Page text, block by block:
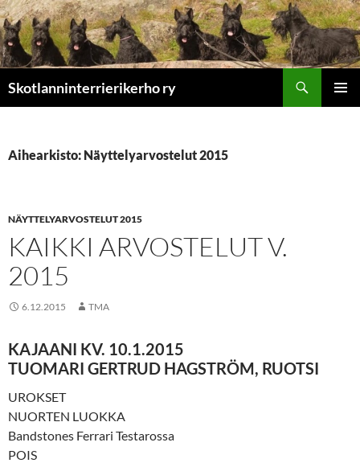
Skotlanninterrierikerho ry
Aihearkisto: Näyttelyarvostelut 2015
NÄYTTELYARVOSTELUT 2015
KAIKKI ARVOSTELUT V.
2015
6.12.2015 TMA
KAJAANI KV. 10.1.2015
TUOMARI GERTRUD HAGSTRÖM, RUOTSI
UROKSET
NUORTEN LUOKKA
Bandstones Ferrari Testarossa
POIS